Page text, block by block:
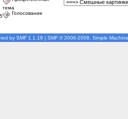
тема
Голосование
by SMF 1.1.19 | SMF © 2006-2008, Simple